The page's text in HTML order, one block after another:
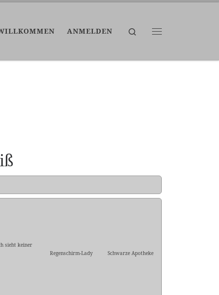
ANMELDEN
Search
sieht keiner
Regenschirm-Lady
Schwarze Apotheke